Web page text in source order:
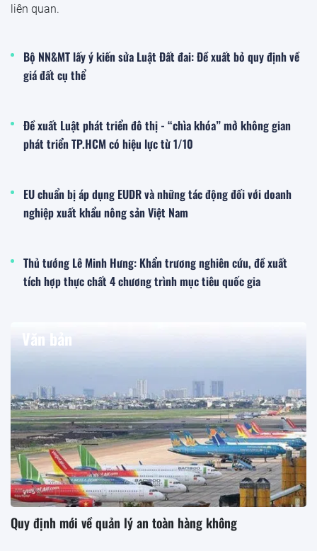
liên quan.
Bộ NN&MT lấy ý kiến sửa Luật Đất đai: Đề xuất bỏ quy định về
giá đất cụ thể
Đề xuất Luật phát triển đô thị - “chìa khóa” mở không gian
phát triển TP.HCM có hiệu lực từ 1/10
EU chuẩn bị áp dụng EUDR và những tác động đối với doanh
nghiệp xuất khẩu nông sản Việt Nam
Thủ tướng Lê Minh Hưng: Khẩn trương nghiên cứu, đề xuất
tích hợp thực chất 4 chương trình mục tiêu quốc gia
Văn bản
Quy định mới về quản lý an toàn hàng không